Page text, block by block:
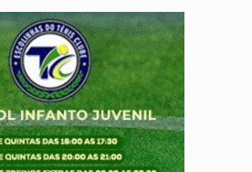
Moradores denunciam escuridão e insegurança na Estrada
Reabertura de ação no TSE pode resultar em cassação de prefeita
APAE Porto Velho abre inscrições para
R$ 00,00:21 candidatos declaram patrimônio zero em Rondônia
Ouro Preto do Oeste realiza Cavalgada da Expo Show